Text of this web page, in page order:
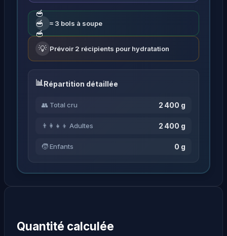
🥣
🥣
🥣
≈ 3 bols à soupe
💡 Prévoir 2 récipients pour hydratation
Répartition détaillée
👥 Total cru 2 400 g
👨‍👩‍👧‍👦 Adultes 2 400 g
🧒 Enfants 0 g
Quantité calculée